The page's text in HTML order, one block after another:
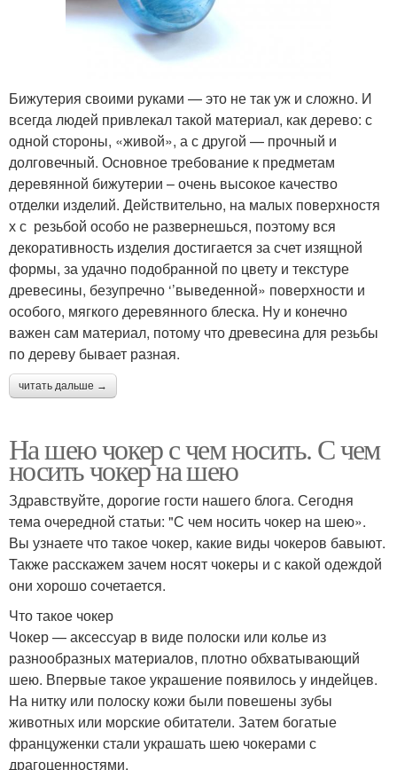
Бижутерия своими руками — это не так уж и сложно. И
всегда людей привлекал такой материал, как дерево: с
одной стороны, «живой», а с другой — прочный и
долговечный. Основное требование к предметам
деревянной бижутерии – очень высокое качество
отделки изделий. Действительно, на малых поверхностя
х с резьбой особо не развернешься, поэтому вся
декоративность изделия достигается за счет изящной
формы, за удачно подобранной по цвету и текстуре
древесины, безупречно ‘’выведенной» поверхности и
особого, мягкого деревянного блеска. Ну и конечно
важен сам материал, потому что древесина для резьбы
по дереву бывает разная.
читать дальше →
На шею чокер с чем носить. С чем
носить чокер на шею
Здравствуйте, дорогие гости нашего блога. Сегодня
тема очередной статьи: "С чем носить чокер на шею».
Вы узнаете что такое чокер, какие виды чокеров бавыют.
Также расскажем зачем носят чокеры и с какой одеждой
они хорошо сочетается.
Что такое чокер
Чокер — аксессуар в виде полоски или колье из
разнообразных материалов, плотно обхватывающий
шею. Впервые такое украшение появилось у индейцев.
На нитку или полоску кожи были повешены зубы
животных или морские обитатели. Затем богатые
француженки стали украшать шею чокерами с
драгоценностями.